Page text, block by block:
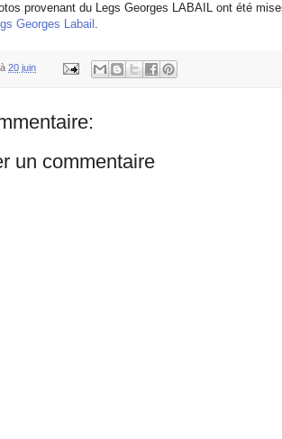
provenant du Legs Georges LABAIL ont été
Georges Labail .
à 20 juin
un commentaire